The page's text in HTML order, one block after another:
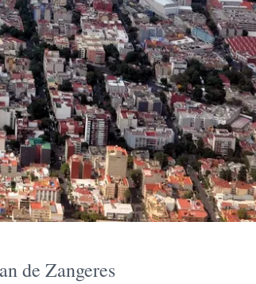
de Zangeres